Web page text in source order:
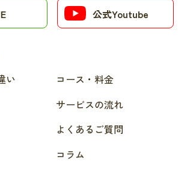
公式Youtube
い
コース・料金
サービスの流れ
よくあるご質問
コラム